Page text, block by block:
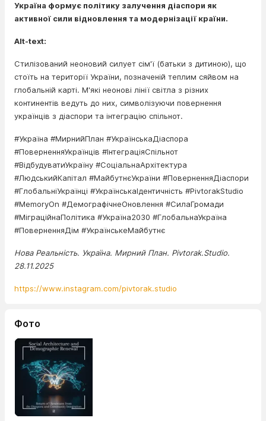
Україна формує політику залучення діаспори як
активної сили відновлення та модернізації країни.
Alt-text:
Стилізований неоновий силует сім'ї (батьки з дитиною), що
стоїть на території України, позначеній теплим сяйвом на
глобальній карті. М'які неонові лінії світла з різних
континентів ведуть до них, символізуючи повернення
українців з діаспори та інтеграцію спільнот.
#Україна #МирнийПлан #УкраїнськаДіаспора
#ПоверненняУкраїнців #ІнтеграціяСпільнот
#ВідбудуватиУкраїну #СоціальнаАрхітектура
#ЛюдськийКапітал #МайбутнєУкраїни #ПоверненняДіаспори
#ГлобальніУкраїнці #УкраїнськаІдентичність #PivtorakStudio
#MemoryOn #ДемографічнеОновлення #СилаГромади
#МіграційнаПолітика #Україна2030 #ГлобальнаУкраїна
#ПоверненняДім #УкраїнськеМайбутнє
Нова Реальність. Україна. Мирний План. Pivtorak.Studio.
28.11.2025
https://www.instagram.com/pivtorak.studio
Фото